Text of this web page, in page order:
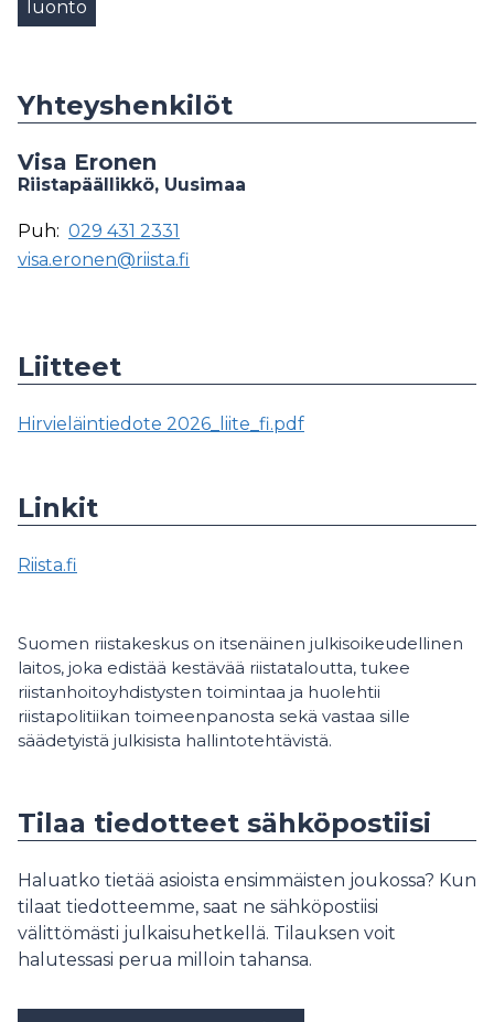
luonto
Yhteyshenkilöt
Visa Eronen
Riistapäällikkö, Uusimaa
Puh: 029 431 2331
visa.eronen@riista.fi
Liitteet
Hirvieläintiedote 2026_liite_fi.pdf
Linkit
Riista.fi
Suomen riistakeskus on itsenäinen julkisoikeudellinen
laitos, joka edistää kestävää riistataloutta, tukee
riistanhoitoyhdistysten toimintaa ja huolehtii
riistapolitiikan toimeenpanosta sekä vastaa sille
säädetyistä julkisista hallintotehtävistä.
Tilaa tiedotteet sähköpostiisi
Haluatko tietää asioista ensimmäisten joukossa? Kun
tilaat tiedotteemme, saat ne sähköpostiisi
välittömästi julkaisuhetkellä. Tilauksen voit
halutessasi perua milloin tahansa.